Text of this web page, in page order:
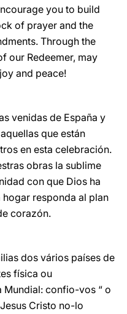
you to build
of prayer and the
Through the
our Redeemer, may
and peace!
venidas de España y
que están
en esta celebración.
obras la sublime
con que Dios ha
hogar responda al plan
corazón.
dos vários países de
física ou
Mundial: confio-vos “ o
Cristo no-lo